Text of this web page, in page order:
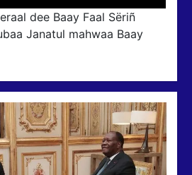
dee Baay Faal Sëriñ
Janatul mahwaa Baay